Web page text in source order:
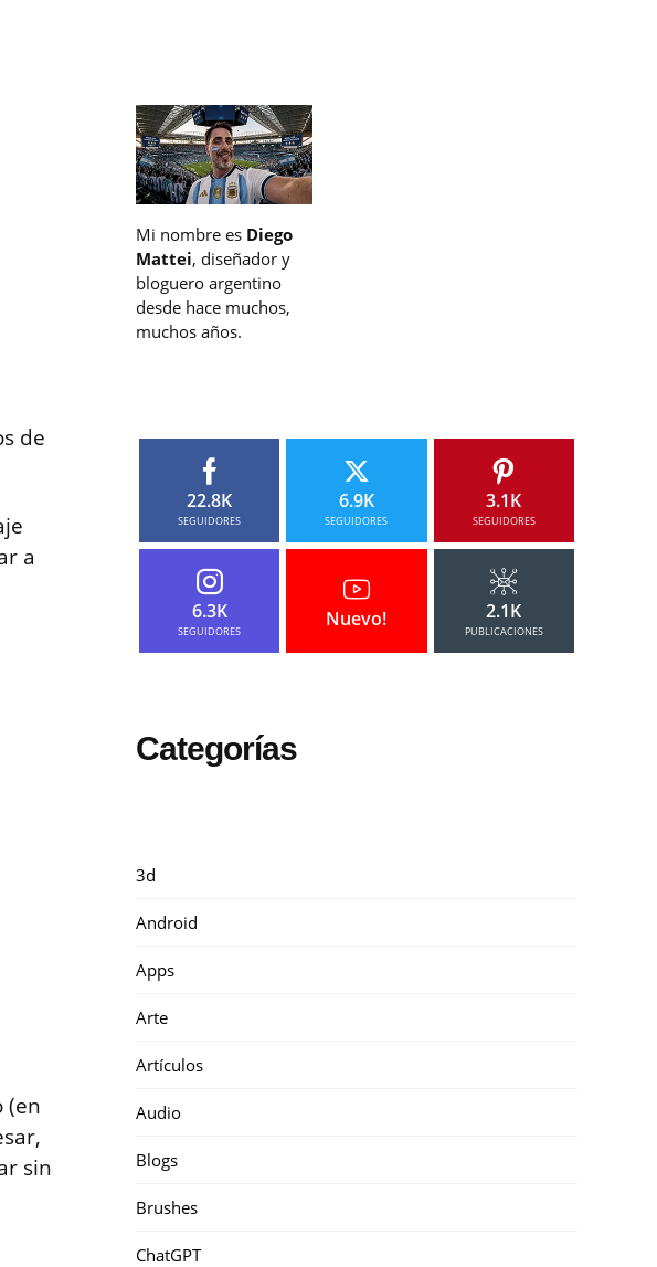
de
a
(en
sin
Mi nombre es Diego
Mattei, diseñador y
bloguero argentino
desde hace muchos,
muchos años.
22.8K
SEGUIDORES
6.9K
SEGUIDORES
3.1K
SEGUIDORES
6.3K
SEGUIDORES
Nuevo! 2.1K
PUBLICACIONES
Categorías
3d
Android
Apps
Arte
Artículos
Audio
Blogs
Brushes
ChatGPT